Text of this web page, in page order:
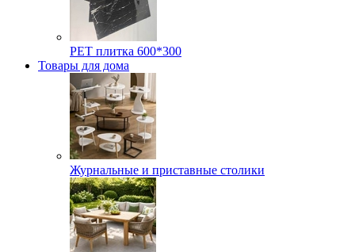
РЕТ плитка 600*300
Товары для дома
Журнальные и приставные столики